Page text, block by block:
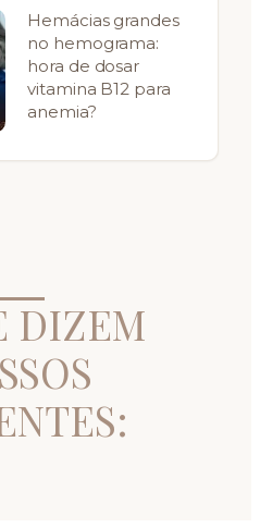
Hemácias grandes
no hemograma:
hora de dosar
vitamina B12 para
anemia?
DIZEM